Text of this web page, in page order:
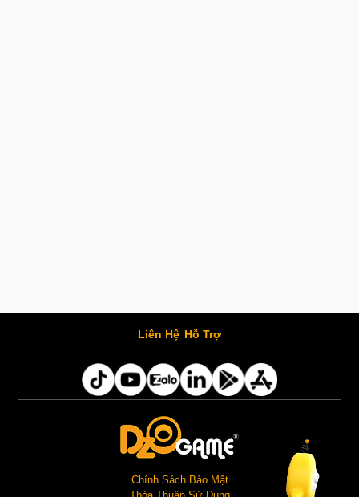
Liên Hệ Hỗ Trợ
Chính Sách Bảo Mật